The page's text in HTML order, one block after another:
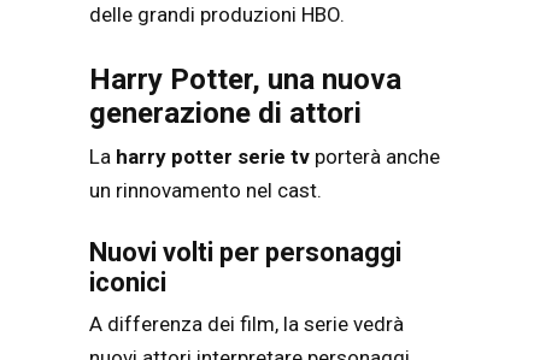
delle grandi produzioni HBO.
Harry Potter, una nuova
generazione di attori
La harry potter serie tv porterà anche
un rinnovamento nel cast.
Nuovi volti per personaggi
iconici
A differenza dei film, la serie vedrà